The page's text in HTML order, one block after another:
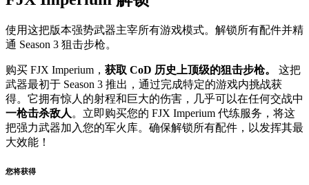
使用这把版本强势武器主宰所有游戏模式。解锁所有配件并精
通 Season 3 狙击步枪。
购买 FJX Imperium， 获取 CoD 历史上顶级的狙击步枪。
这把
武器最初于 Season 3 推出，通过完成特定的游戏内挑战获
得。它拥有惊人的射程和巨大的伤害，几乎可以在任何交战中
一枪击杀敌人。立即购买您的 FJX Imperium 代练服务，将这
把强力武器加入您的军火库。确保解锁所有配件，以发挥其最
大效能！
您将获得